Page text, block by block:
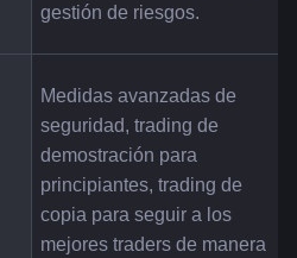
gestión de riesgos.
Medidas avanzadas de
seguridad, trading de
demostración para
principiantes, trading de
copia para seguir a los
mejores traders de manera